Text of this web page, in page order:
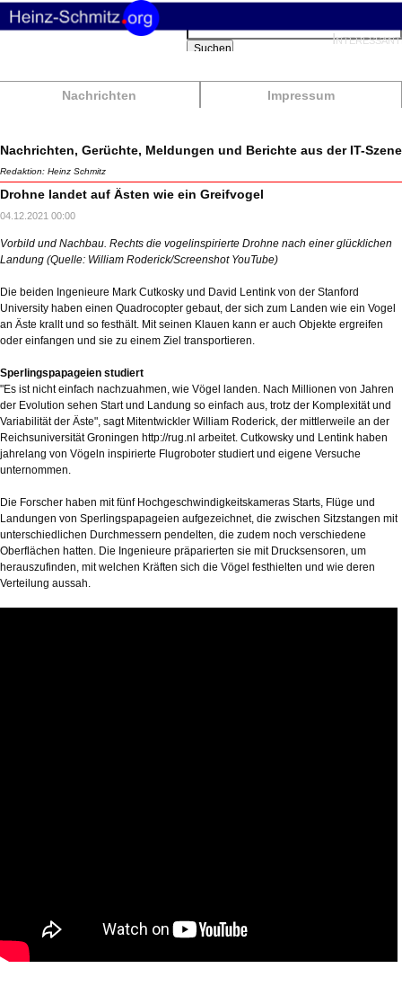
Nachrichten Impressum
Suchbegriffe
Suchen
Nachrichten, Gerüchte, Meldungen und Berichte aus der IT-Szene
Redaktion: Heinz Schmitz
Drohne landet auf Ästen wie ein Greifvogel
04.12.2021 00:00
Vorbild und Nachbau. Rechts die vogelinspirierte Drohne nach einer glücklichen
Landung (Quelle: William Roderick/Screenshot YouTube)
Die beiden Ingenieure Mark Cutkosky und David Lentink von der Stanford
University haben einen Quadrocopter gebaut, der sich zum Landen wie ein Vogel
an Äste krallt und so festhält. Mit seinen Klauen kann er auch Objekte ergreifen
oder einfangen und sie zu einem Ziel transportieren.
Sperlingspapageien studiert
"Es ist nicht einfach nachzuahmen, wie Vögel landen. Nach Millionen von Jahren
der Evolution sehen Start und Landung so einfach aus, trotz der Komplexität und
Variabilität der Äste", sagt Mitentwickler William Roderick, der mittlerweile an der
Reichsuniversität Groningen http://rug.nl arbeitet. Cutkowsky und Lentink haben
jahrelang von Vögeln inspirierte Flugroboter studiert und eigene Versuche
unternommen.
Die Forscher haben mit fünf Hochgeschwindigkeitskameras Starts, Flüge und
Landungen von Sperlingspapageien aufgezeichnet, die zwischen Sitzstangen mit
unterschiedlichen Durchmessern pendelten, die zudem noch verschiedene
Oberflächen hatten. Die Ingenieure präparierten sie mit Drucksensoren, um
herauszufinden, mit welchen Kräften sich die Vögel festhielten und wie deren
Verteilung aussah.